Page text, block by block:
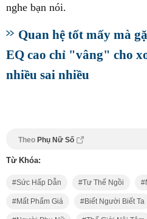
nghe bạn nói.
Quan hệ tốt mấy mà
EQ cao chỉ "vâng" cho
nhiều sai nhiều
Theo Phụ Nữ Số
Từ Khóa:
Sức Hấp Dẫn Tư Thế Ngồi
Mất Phẩm Giá Biết Người Biết Ta